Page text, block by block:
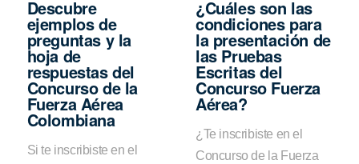
Descubre
ejemplos de
preguntas y la
hoja de
respuestas del
Concurso de la
Fuerza Aérea
Colombiana
Si te inscribiste en el
¿Cuáles son las
condiciones para
la presentación de
las Pruebas
Escritas del
Concurso Fuerza
Aérea?
¿Te inscribiste en el
Concurso de la Fuerza